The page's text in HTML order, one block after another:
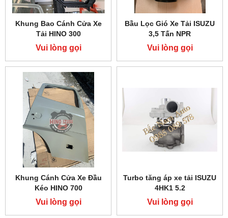
Khung Bao Cánh Cửa Xe
Tải HINO 300
Vui lòng gọi
Bầu Lọc Gió Xe Tải ISUZU
3,5 Tấn NPR
Vui lòng gọi
Khung Cánh Cửa Xe Đầu
Kéo HINO 700
Vui lòng gọi
Turbo tăng áp xe tải ISUZU
4HK1 5.2
Vui lòng gọi